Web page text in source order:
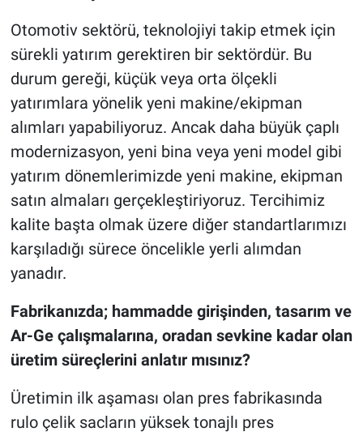
Otomotiv sektörü, teknolojiyi takip etmek için
sürekli yatırım gerektiren bir sektördür. Bu
durum gereği, küçük veya orta ölçekli
yatırımlara yönelik yeni makine/ekipman
alımları yapabiliyoruz. Ancak daha büyük çaplı
modernizasyon, yeni bina veya yeni model gibi
yatırım dönemlerimizde yeni makine, ekipman
satın almaları gerçekleştiriyoruz. Tercihimiz
kalite başta olmak üzere diğer standartlarımızı
karşıladığı sürece öncelikle yerli alımdan
yanadır.
Fabrikanızda; hammadde girişinden, tasarım ve
Ar-Ge çalışmalarına, oradan sevkine kadar olan
üretim süreçlerini anlatır mısınız?
Üretimin ilk aşaması olan pres fabrikasında
rulo çelik sacların yüksek tonajlı pres